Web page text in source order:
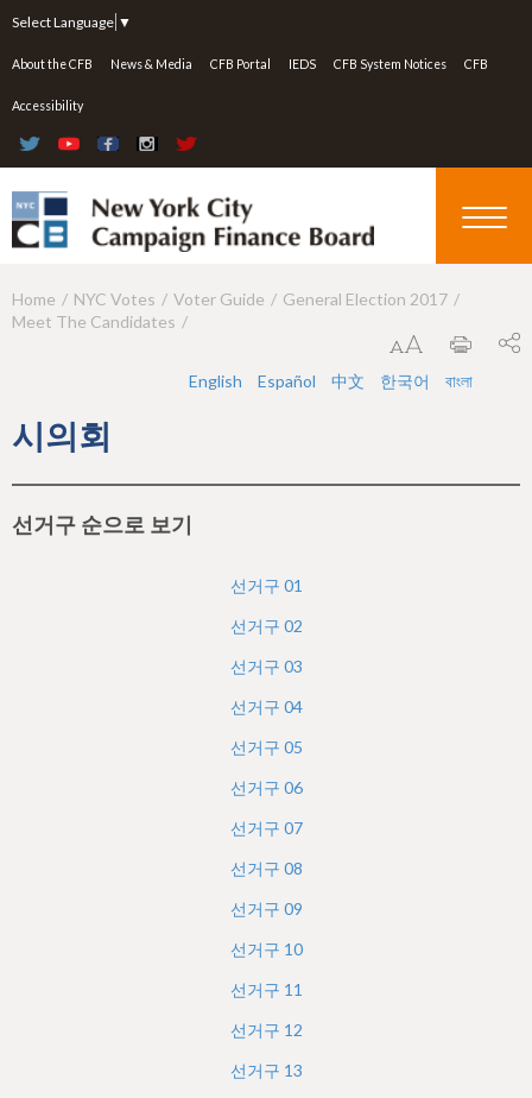
Select Language ▼
About the CFB News & Media CFB Portal IEDS CFB System Notices CFB
Accessibility
Y
a
h
Home NYC Votes Voter Guide
General Election 2017
Meet The Candidates
English Español 中文 한국어 বাংলা
시의회
선거구 순으로 보기
선거구 01
선거구 02
선거구 03
선거구 04
선거구 05
선거구 06
선거구 07
선거구 08
선거구 09
선거구 10
선거구 11
선거구 12
선거구 13